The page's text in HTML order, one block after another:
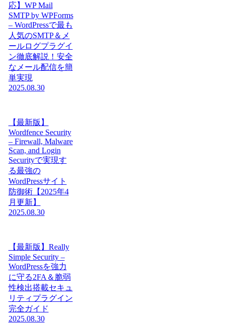
応】WP Mail
SMTP by WPForms
– WordPressで最も
人気のSMTP＆メ
ールログプラグイ
ン徹底解説！安全
なメール配信を簡
単実現
2025.08.30
【最新版】
Wordfence Security
– Firewall, Malware
Scan, and Login
Securityで実現す
る最強の
WordPressサイト
防御術【2025年4
月更新】
2025.08.30
【最新版】Really
Simple Security –
WordPressを強力
に守る2FA＆脆弱
性検出搭載セキュ
リティプラグイン
完全ガイド
2025.08.30